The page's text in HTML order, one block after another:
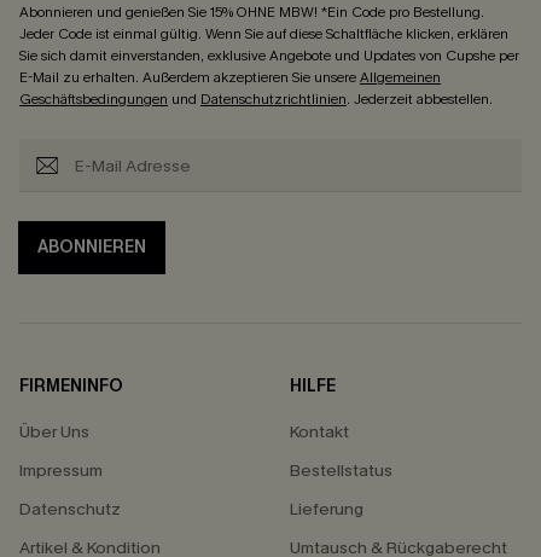
Abonnieren und genießen Sie 15% OHNE MBW! *Ein Code pro Bestellung.
Jeder Code ist einmal gültig. Wenn Sie auf diese Schaltfläche klicken, erklären
Sie sich damit einverstanden, exklusive Angebote und Updates von Cupshe per
E-Mail zu erhalten. Außerdem akzeptieren Sie unsereAllgemeinen
Geschäftsbedingungen und Datenschutzrichtlinien. Jederzeit abbestellen.
ABONNIEREN
FIRMENINFO
Über Uns
Impressum
Datenschutz
Artikel & Kondition
HILFE
Kontakt
Bestellstatus
Lieferung
Umtausch & Rückgaberecht